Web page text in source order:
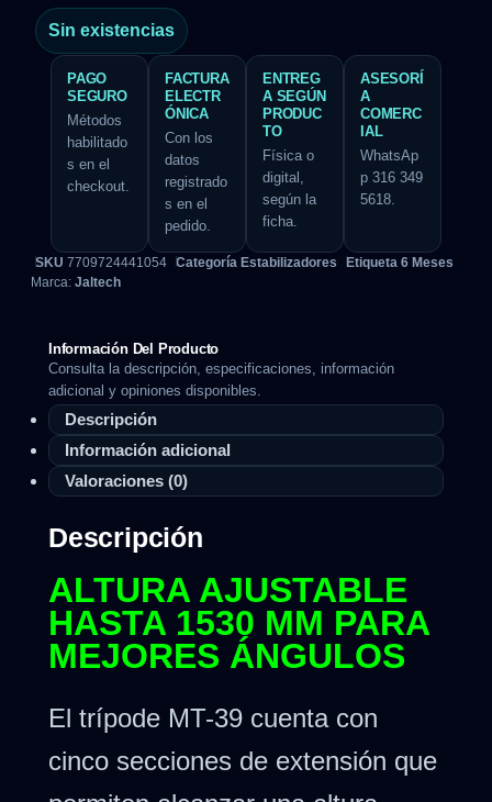
Sin existencias
PAGO
SEGURO
Métodos
habilitado
s en el
checkout.
FACTURA
ELECTR
ÓNICA
Con los
datos
registrado
s en el
pedido.
ENTREG
A SEGÚN
PRODUC
TO
Física o
digital,
según la
ficha.
ASESORÍ
A
COMERC
IAL
WhatsAp
p 316 349
5618.
SKU 7709724441054 Categoría Estabilizadores Etiqueta 6 Meses
Marca: Jaltech
Información Del Producto
Consulta la descripción, especificaciones, información
adicional y opiniones disponibles.
Descripción
Información adicional
Valoraciones (0)
Descripción
ALTURA AJUSTABLE
HASTA 1530 MM PARA
MEJORES ÁNGULOS
El trípode MT-39 cuenta con
cinco secciones de extensión que